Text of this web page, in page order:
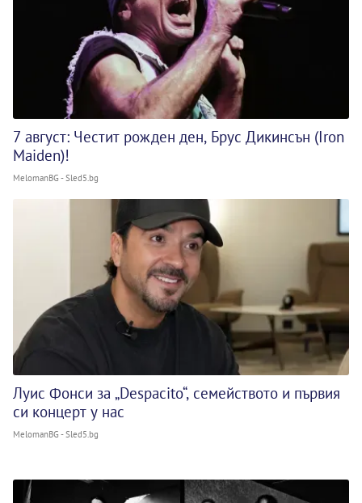
7 август: Честит рожден ден, Брус Дикинсън (Iron
Maiden)!
MelomanBG - Sled5.bg
Луис Фонси за „Despacito“, семейството и първия
си концерт у нас
MelomanBG - Sled5.bg